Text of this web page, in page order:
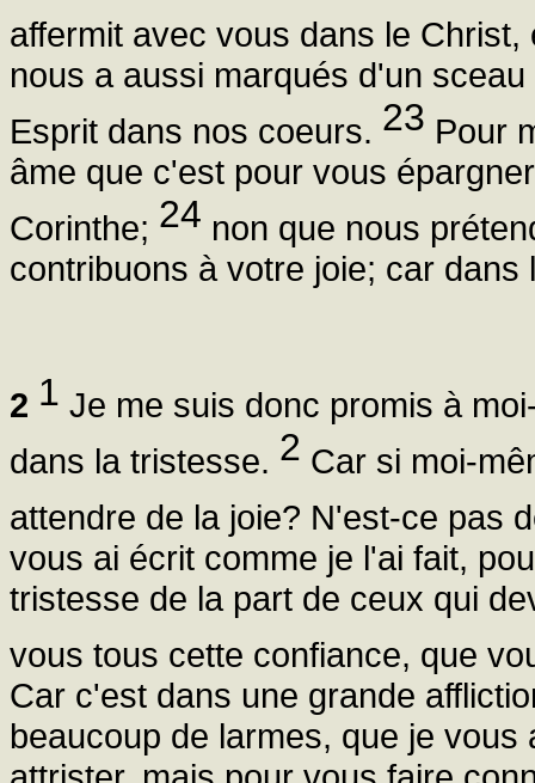
affermit avec vous dans le
nous a aussi marqués d'un
Esprit dans nos coeurs. 23 Pour
âme que c'est pour vous
Corinthe; 24 non que nous
contribuons à votre joie; car
2 1 Je me suis donc promis à
dans la tristesse. 2 Car si moi-
attendre de la joie? N'est-ce pas
vous ai écrit comme je l'ai fait,
tristesse de la part de ceux qui
vous tous cette confiance, que
Car c'est dans une grande
beaucoup de larmes, que je